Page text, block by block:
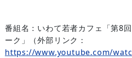
番組名：いわて若者カフェ「第8
ーク」（外部リンク：
https://www.youtube.com/